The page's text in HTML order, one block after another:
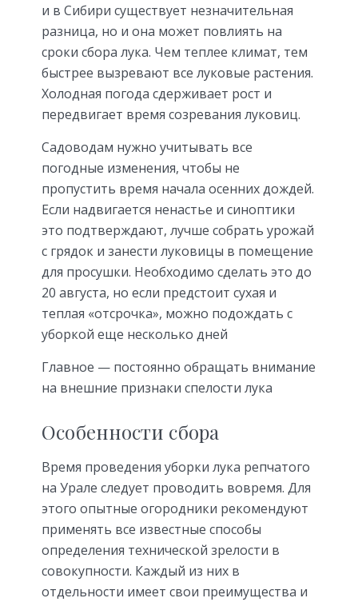
и в Сибири существует незначительная
разница, но и она может повлиять на
сроки сбора лука. Чем теплее климат, тем
быстрее вызревают все луковые растения.
Холодная погода сдерживает рост и
передвигает время созревания луковиц.
Садоводам нужно учитывать все
погодные изменения, чтобы не
пропустить время начала осенних дождей.
Если надвигается ненастье и синоптики
это подтверждают, лучше собрать урожай
с грядок и занести луковицы в помещение
для просушки. Необходимо сделать это до
20 августа, но если предстоит сухая и
теплая «отсрочка», можно подождать с
уборкой еще несколько дней
Главное — постоянно обращать внимание
на внешние признаки спелости лука
Особенности сбора
Время проведения уборки лука репчатого
на Урале следует проводить вовремя. Для
этого опытные огородники рекомендуют
применять все известные способы
определения технической зрелости в
совокупности. Каждый из них в
отдельности имеет свои преимущества и